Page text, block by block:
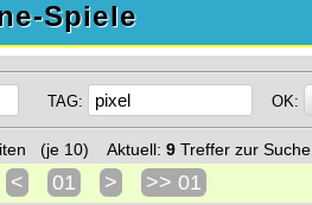
Spiele
TAG: OK:
(je 10) Aktuell: 9Treffer zur Suche
< 01 > >> 01